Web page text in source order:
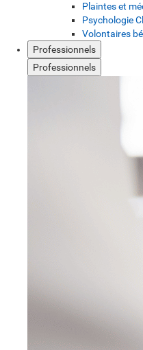
Plaintes et
Psychologie
Volontaires
Professionnels
Professionnels